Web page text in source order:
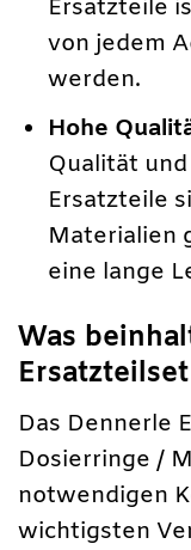
Ersatzteile
von jedem
werden.
Hohe
Qualität
Ersatzteile
Materialien
eine lange
Was
Das Dennerle
Dosierringe /
notwendigen
wichtigsten